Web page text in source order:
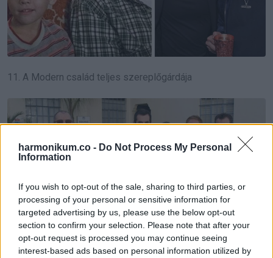
harmonikum.co - Do Not Process My Personal
Information
If you wish to opt-out of the sale, sharing to third parties, or
processing of your personal or sensitive information for
targeted advertising by us, please use the below opt-out
section to confirm your selection. Please note that after your
opt-out request is processed you may continue seeing
interest-based ads based on personal information utilized by
11. A Modern család teljes szereplőgárdája